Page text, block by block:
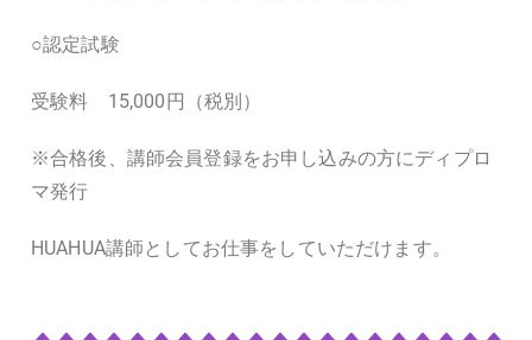
○認定試験
受験料 15,000円（税別）
※合格後、講師会員登録をお申し込みの方にディプロ
マ発行
HUAHUA講師としてお仕事をしていただけます。